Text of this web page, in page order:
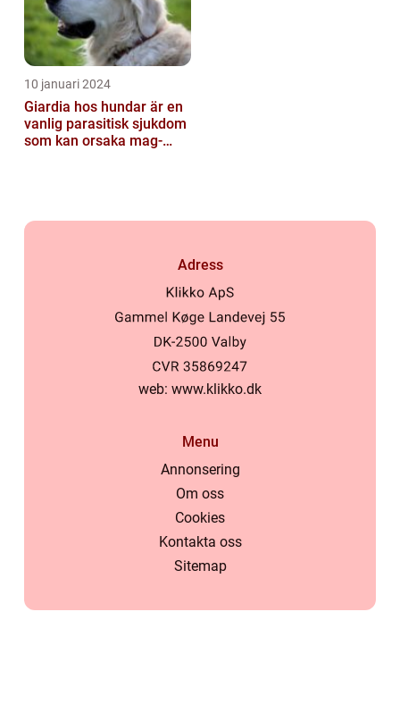
10 januari 2024
Giardia hos hundar är en
vanlig parasitisk sjukdom
som kan orsaka mag-
Adress
web: www.klikko.dk
Menu
Annonsering
Om oss
Cookies
Kontakta oss
Sitemap